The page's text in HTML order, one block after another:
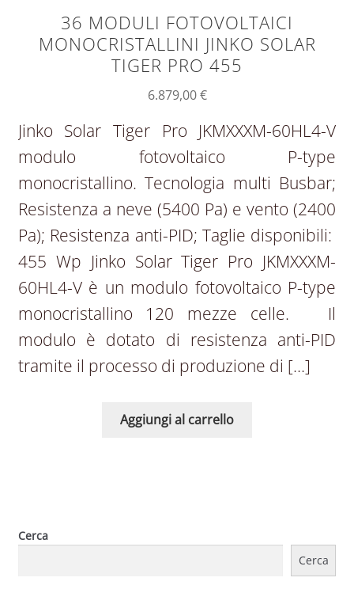
36 MODULI FOTOVOLTAICI
MONOCRISTALLINI JINKO SOLAR
TIGER PRO 455
6.879,00€
Jinko Solar Tiger Pro JKMXXXM-60HL4-V
modulo fotovoltaico P-type
monocristallino. Tecnologia multi Busbar;
Resistenza a neve (5400 Pa) e vento (2400
Pa); Resistenza anti-PID; Taglie disponibili:
455 Wp Jinko Solar Tiger Pro JKMXXXM-
60HL4-V è un modulo fotovoltaico P-type
monocristallino 120 mezze celle. Il
modulo è dotato di resistenza anti-PID
tramite il processo di produzione di […]
Aggiungi al carrello
Cerca
Cerca